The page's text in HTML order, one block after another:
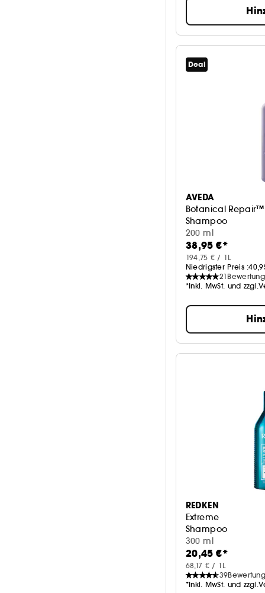
Deal
AVEDA
Botanical Repair™
Shampoo
200 ml
38,95 €*
194,75 € / 1L
Niedrigster Preis :
21
*Inkl. MwSt. und
REDKEN
Extreme
Shampoo
300 ml
20,45 €*
68,17 € / 1L
39
*Inkl. MwSt. und